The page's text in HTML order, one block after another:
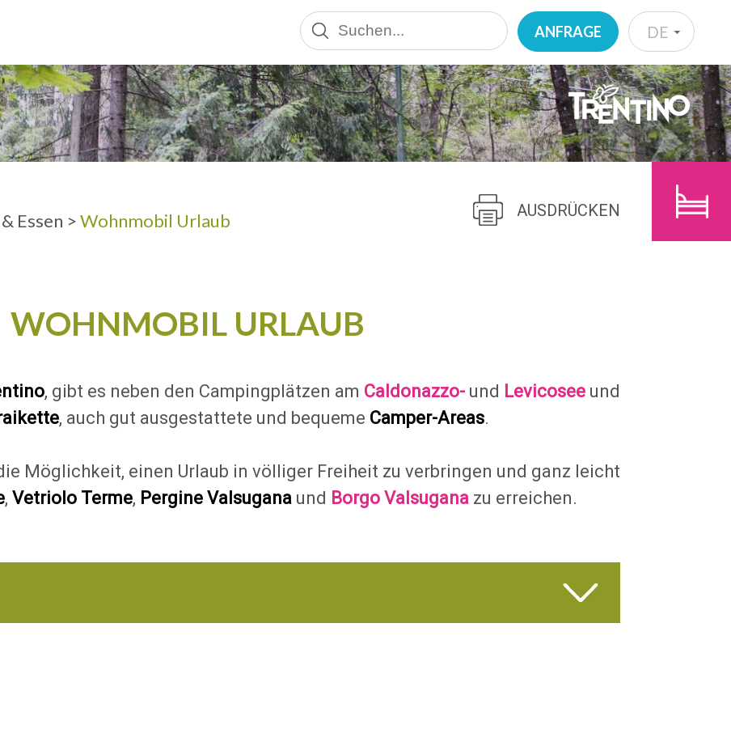
DE
IT
EN
DE
ANFRAGE
ERWACHSENE KINDER
SUCHEN
Essen >Wohnmobil Urlaub AUSDRÜCKEN
WOHNMOBIL URLAUB
, gibt es neben den Campingplätzen am Caldonazzo- und Levicosee und
, auch gut ausgestattete und bequeme Camper-Areas.
Möglichkeit, einen Urlaub in völliger Freiheit zu verbringen und ganz leicht
, Vetriolo Terme, Pergine Valsugana und Borgo Valsugana zu erreichen.